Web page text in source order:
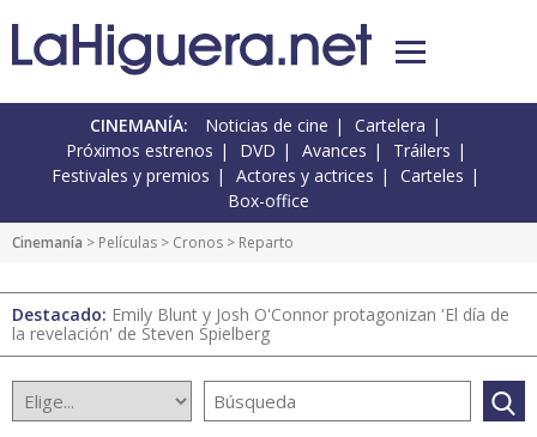
CINEMANÍA: Noticias de cine
Cartelera
Próximos estrenos
DVD Avances
Tráilers
Festivales y premios
Actores y actrices
Carteles
Box-office
Cinemanía > Películas > Cronos > Reparto
Destacado: Emily Blunt y Josh O'Connor protagonizan 'El día de
la revelación' de Steven Spielberg